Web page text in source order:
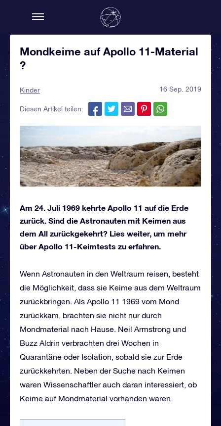
Mondkeime auf Apollo 11-Material
?
Kinder 16 Sep. 2019
Diesen Artikel teilen:
Am 24. Juli 1969 kehrte Apollo 11 auf die Erde
zurück. Sind die Astronauten mit Keimen aus
dem All zurückgekehrt? Lies weiter, um mehr
über Apollo 11-Keimtests zu erfahren.
Wenn Astronauten in den Weltraum reisen, besteht
die Möglichkeit, dass sie Keime aus dem Weltraum
zurückbringen. Als Apollo 11 1969 vom Mond
zurückkam, brachten sie nicht nur durch
Mondmaterial nach Hause. Neil Armstrong und
Buzz Aldrin verbrachten drei Wochen in
Quarantäne oder Isolation, sobald sie zur Erde
zurückkehrten. Neben der Suche nach Keimen
waren Wissenschaftler auch daran interessiert, ob
Keime auf Mondmaterial vorhanden waren.